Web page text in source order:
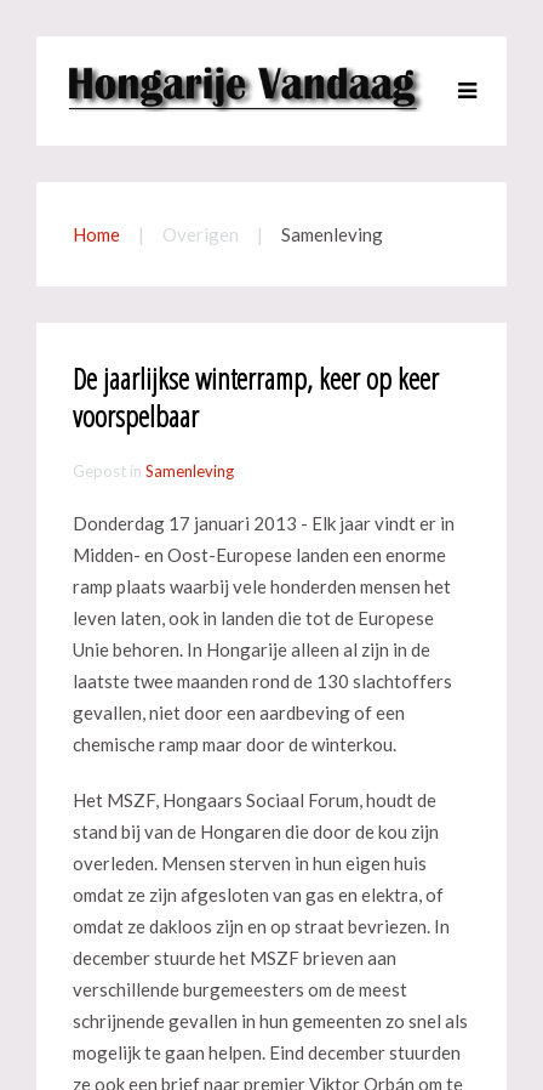
Home Overigen Samenleving
De jaarlijkse winterramp, keer op keer
voorspelbaar
Gepost in Samenleving
Donderdag 17 januari 2013 - Elk jaar vindt er in
Midden- en Oost-Europese landen een enorme
ramp plaats waarbij vele honderden mensen het
leven laten, ook in landen die tot de Europese
Unie behoren. In Hongarije alleen al zijn in de
laatste twee maanden rond de 130 slachtoffers
gevallen, niet door een aardbeving of een
chemische ramp maar door de winterkou.
Het MSZF, Hongaars Sociaal Forum, houdt de
stand bij van de Hongaren die door de kou zijn
overleden. Mensen sterven in hun eigen huis
omdat ze zijn afgesloten van gas en elektra, of
omdat ze dakloos zijn en op straat bevriezen. In
december stuurde het MSZF brieven aan
verschillende burgemeesters om de meest
schrijnende gevallen in hun gemeenten zo snel als
mogelijk te gaan helpen. Eind december stuurden
ze ook een brief naar premier Viktor Orbán om te